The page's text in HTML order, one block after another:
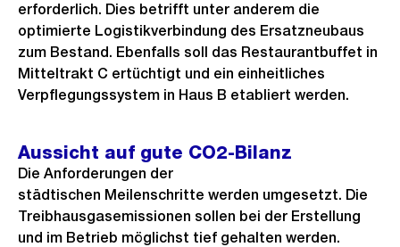
erforderlich. Dies betrifft unter anderem die
optimierte Logistikverbindung des Ersatzneubaus
zum Bestand. Ebenfalls soll das Restaurantbuffet in
Mitteltrakt C ertüchtigt und ein einheitliches
Verpflegungssystem in Haus B etabliert werden.
Aussicht auf gute CO2-Bilanz
Die Anforderungen der
städtischen Meilenschritte werden umgesetzt. Die
Treibhausgasemissionen sollen bei der Erstellung
und im Betrieb möglichst tief gehalten werden.